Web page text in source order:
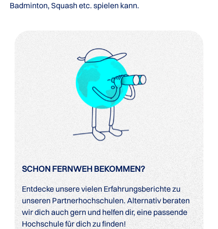
Badminton, Squash etc. spielen kann.
SCHON FERNWEH BEKOMMEN?
Entdecke unsere vielen Erfahrungsberichte zu
unseren Partnerhochschulen. Alternativ beraten
wir dich auch gern und helfen dir, eine passende
Hochschule für dich zu finden!